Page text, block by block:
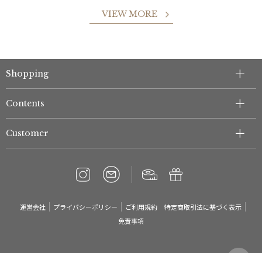
VIEW MORE
Shopping
Contents
Customer
運営会社 プライバシーポリシー ご利用規約
特定商取引法に基づく表示
免責事項